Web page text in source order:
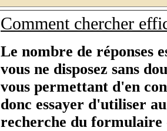
Comment chercher
Le nombre de réponses
vous ne disposez sans
vous permettant d'en
donc essayer d'utiliser
recherche du formulaire